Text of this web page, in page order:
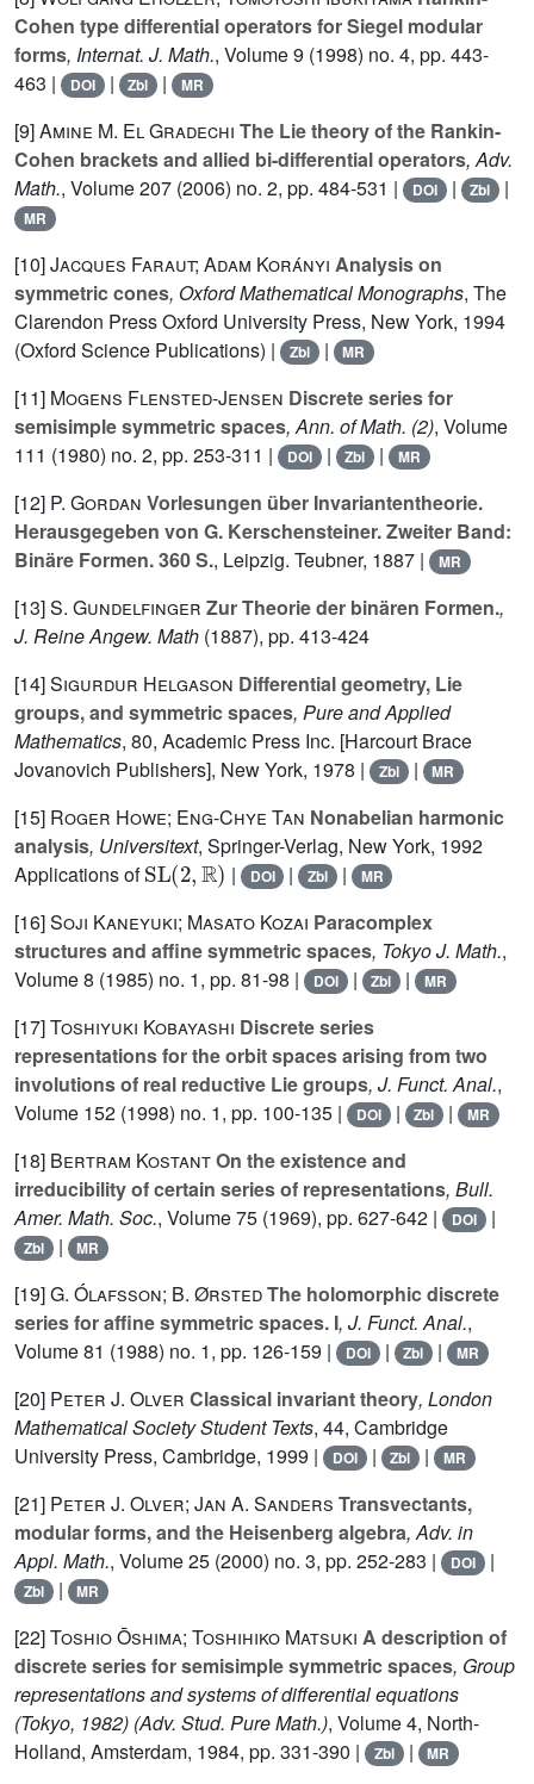
Cohen type differential operators for Siegel modular
forms, Internat. J. Math., Volume 9 (1998) no. 4, pp. 443-
463 |
DOI | Zbl | MR
[9]Amine M. El Gradechi The Lie theory of the Rankin-
Cohen brackets and allied bi-differential operators, Adv.
Math., Volume 207 (2006) no. 2, pp. 484-531 | DOI | Zbl |
MR
[10]Jacques Faraut; Adam Korányi Analysis on
symmetric cones, Oxford Mathematical Monographs, The
Clarendon Press Oxford University Press, New York, 1994
(Oxford Science Publications) |
Zbl | MR
[11] Mogens Flensted-Jensen Discrete series for
semisimple symmetric spaces, Ann. of Math. (2), Volume
111 (1980) no. 2, pp. 253-311 | DOI | Zbl | MR
[12] P. Gordan Vorlesungen über Invariantentheorie.
Herausgegeben von G. Kerschensteiner. Zweiter Band:
Binäre Formen. 360 S., Leipzig. Teubner, 1887 | MR
[13]S. Gundelfinger Zur Theorie der binären Formen.,
J. Reine Angew. Math (1887), pp. 413-424
[14]Sigurdur Helgason Differential geometry, Lie
groups, and symmetric spaces, Pure and Applied
Mathematics, 80, Academic Press Inc. [Harcourt Brace
Jovanovich Publishers], New York, 1978 |
Zbl | MR
[15] Roger Howe; Eng-Chye Tan Nonabelian harmonic
analysis, Universitext, Springer-Verlag, New York, 1992
Applications of
SL(2,ℝ)
| DOI | Zbl | MR
[16]Soji Kaneyuki; Masato Kozai Paracomplex
structures and affine symmetric spaces, Tokyo J. Math.,
Volume 8 (1985) no. 1, pp. 81-98 | DOI | Zbl | MR
[17]Toshiyuki Kobayashi Discrete series
representations for the orbit spaces arising from two
involutions of real reductive Lie groups, J. Funct. Anal.,
Volume 152 (1998) no. 1, pp. 100-135 | DOI | Zbl | MR
[18] Bertram KostantOn the existence and
irreducibility of certain series of representations, Bull.
Amer. Math. Soc., Volume 75 (1969), pp. 627-642 | DOI |
Zbl | MR
[19]G. Ólafsson; B. ØrstedThe holomorphic discrete
series for affine symmetric spaces. I, J. Funct. Anal.,
Volume 81 (1988) no. 1, pp. 126-159 | DOI | Zbl | MR
[20] Peter J. Olver Classical invariant theory, London
Mathematical Society Student Texts, 44, Cambridge
University Press, Cambridge, 1999 |
DOI | Zbl | MR
[21] Peter J. Olver; Jan A. Sanders Transvectants,
modular forms, and the Heisenberg algebra, Adv. in
Appl. Math., Volume 25 (2000) no. 3, pp. 252-283 | DOI |
Zbl | MR
[22]Toshio Ōshima; Toshihiko Matsuki A description of
discrete series for semisimple symmetric spaces, Group
representations and systems of differential equations
(Tokyo, 1982) (Adv. Stud. Pure Math.), Volume 4, North-
Holland, Amsterdam, 1984, pp. 331-390 |
Zbl | MR